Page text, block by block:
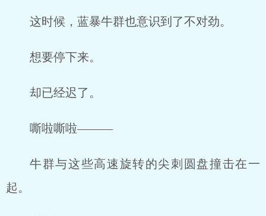
这时候，蓝暴牛群也意识到了不对劲。
想要停下来。
却已经迟了。
嘶啦嘶啦———
牛群与这些高速旋转的尖刺圆盘撞击在一
起。